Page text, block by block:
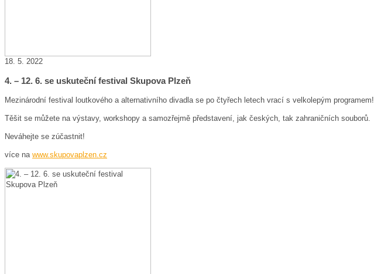
18. 5. 2022
4. – 12. 6. se uskuteční festival Skupova Plzeň
Mezinárodní festival loutkového a alternativního divadla se po čtyřech letech vrací s velkolepým programem!
Těšit se můžete na výstavy, workshopy a samozřejmě představení, jak českých, tak zahraničních souborů.
Neváhejte se zúčastnit!
více na www.skupovaplzen.cz